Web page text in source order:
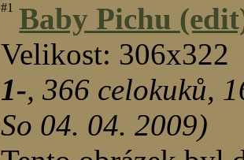
#1
Baby Pichu
Velikost: 306x322
1-,366 celokuků,
So 04. 04. 2009)